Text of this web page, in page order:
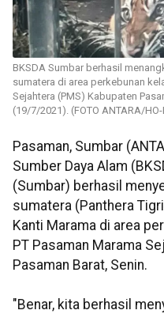
BKSDA Sumbar berhasil
sumatera di area perkebunan
Sejahtera (PMS) Kabupaten
(19/7/2021). (FOTO ANTARA/
Pasaman, Sumbar
Sumber Daya Alam
(Sumbar) berhasil
sumatera (Panthera
Kanti Marama di area
PT Pasaman Marama
Pasaman Barat, Senin.
"Benar, kita berhasil